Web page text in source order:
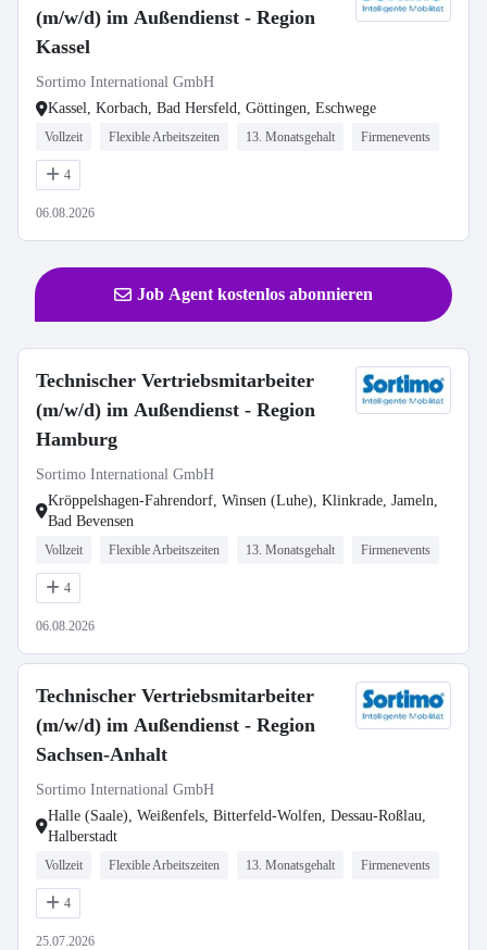
(m/w/d) im Außendienst - Region
Kassel
Sortimo International GmbH
Kassel, Korbach, Bad Hersfeld, Göttingen, Eschwege
Vollzeit Flexible Arbeitszeiten 13. Monatsgehalt Firmenevents
4
06.08.2026
Job Agent kostenlos abonnieren
Technischer Vertriebsmitarbeiter
(m/w/d) im Außendienst - Region
Hamburg
Sortimo International GmbH
Kröppelshagen-Fahrendorf, Winsen (Luhe), Klinkrade, Jameln,
Bad Bevensen
Vollzeit Flexible Arbeitszeiten 13. Monatsgehalt Firmenevents
4
06.08.2026
Technischer Vertriebsmitarbeiter
(m/w/d) im Außendienst - Region
Sachsen-Anhalt
Sortimo International GmbH
Halle (Saale), Weißenfels, Bitterfeld-Wolfen, Dessau-Roßlau,
Halberstadt
Vollzeit Flexible Arbeitszeiten 13. Monatsgehalt Firmenevents
4
25.07.2026